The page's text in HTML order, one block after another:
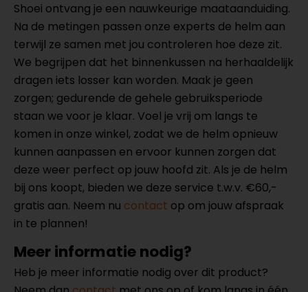
Shoei ontvang je een nauwkeurige maataanduiding.
Na de metingen passen onze experts de helm aan
terwijl ze samen met jou controleren hoe deze zit.
We begrijpen dat het binnenkussen na herhaaldelijk
dragen iets losser kan worden. Maak je geen
zorgen; gedurende de gehele gebruiksperiode
staan we voor je klaar. Voel je vrij om langs te
komen in onze winkel, zodat we de helm opnieuw
kunnen aanpassen en ervoor kunnen zorgen dat
deze weer perfect op jouw hoofd zit. Als je de helm
bij ons koopt, bieden we deze service t.w.v. €60,-
gratis aan. Neem nu contact op om jouw afspraak
in te plannen!
Meer informatie nodig?
Heb je meer informatie nodig over dit product?